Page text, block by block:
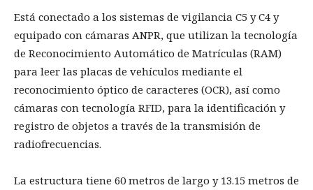
Está conectado a los sistemas de vigilancia C5 y C4 y
equipado con cámaras ANPR, que utilizan la tecnología
de Reconocimiento Automático de Matrículas (RAM)
para leer las placas de vehículos mediante el
reconocimiento óptico de caracteres (OCR), así como
cámaras con tecnología RFID, para la identificación y
registro de objetos a través de la transmisión de
radiofrecuencias.
La estructura tiene 60 metros de largo y 13.15 metros de